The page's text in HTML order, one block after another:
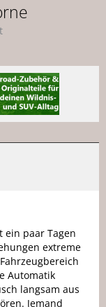
ein paar Tagen
extreme
Automatik
langsam aus
Jemand